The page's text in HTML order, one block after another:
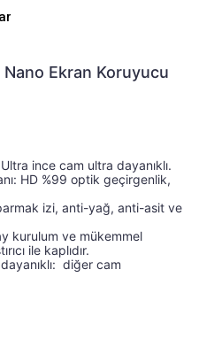
Ekran Koruyucu
kenarı: pürüzsüz
ince cam ultra dayanıklı.
HD %99 optik geçirgenlik,
izi, anti-yağ, anti-asit ve
kurulum ve mükemmel
ile kaplıdır.
diğer cam